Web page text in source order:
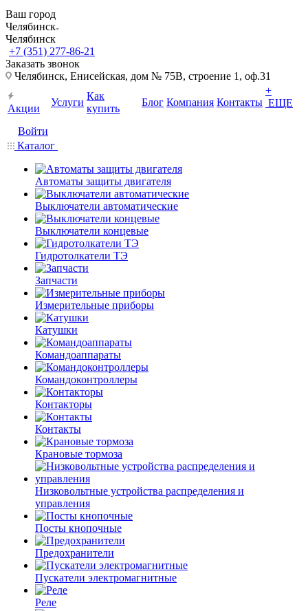
Ваш город
Челябинск
Челябинск
+7 (351) 277-86-21
Заказать звонок
Челябинск, Енисейская, дом № 75В, строение 1, оф.31
Акции
Услуги
Как
купить
Блог Компания Контакты
+
ЕЩЕ
Войти
Каталог
Автоматы защиты двигателя
Выключатели автоматические
Выключатели концевые
Гидротолкатели ТЭ
Запчасти
Измерительные приборы
Катушки
Командоаппараты
Командоконтроллеры
Контакторы
Контакты
Крановые тормоза
Низковольтные устройства распределения и
управления
Посты кнопочные
Предохранители
Пускатели электромагнитные
Реле